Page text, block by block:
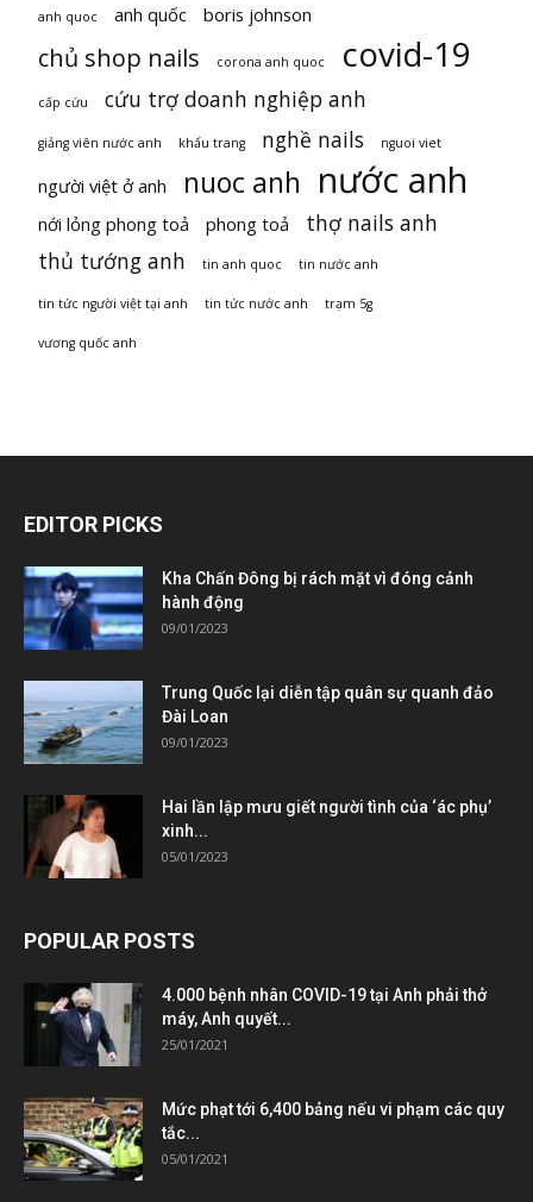
anh quoc anh quốc boris johnson
chủ shop nails corona anh quoc covid-19
cấp cứu cứu trợ doanh nghiệp anh
giảng viên nước anh khẩu trang nghề nails nguoi viet
người việt ở anh nuoc anh nước anh
nới lỏng phong toả phong toả
thợ nails anh
thủ tướng anh
tin anh quoc tin nước anh
tin tức người việt tại anh tin tức nước anh trạm 5g
vương quốc anh
EDITOR PICKS
Kha Chấn Đông bị rách mặt vì đóng cảnh
hành động
09/01/2023
Trung Quốc lại diễn tập quân sự quanh đảo
Đài Loan
09/01/2023
Hai lần lập mưu giết người tình của ‘ác phụ’
xinh...
05/01/2023
POPULAR POSTS
4.000 bệnh nhân COVID-19 tại Anh phải thở
máy, Anh quyết...
25/01/2021
Mức phạt tới 6,400 bảng nếu vi phạm các quy
tắc...
05/01/2021